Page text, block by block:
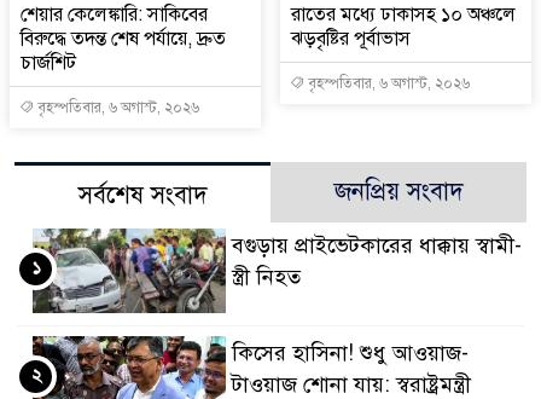
শেয়ার কেলেঙ্কারি: সাকিবের
বিরুদ্ধে তদন্ত শেষ পর্যায়ে, দ্রুত
চার্জশিট
বৃহস্পতিবার, ৬ অগাস্ট, ২০২৬
রাতের মধ্যে ঢাকাসহ ১০ অঞ্চলে
ঝড়বৃষ্টির পূর্বাভাস
বৃহস্পতিবার, ৬ অগাস্ট, ২০২৬
সর্বশেষ সংবাদ জনপ্রিয় সংবাদ
বগুড়ায় প্রাইভেটকারের ধাক্কায় স্বামী-
স্ত্রী নিহত
১
কিসের হাসিনা! শুধু আওয়াজ-
টাওয়াজ শোনা যায়: স্বরাষ্ট্রমন্ত্রী
২